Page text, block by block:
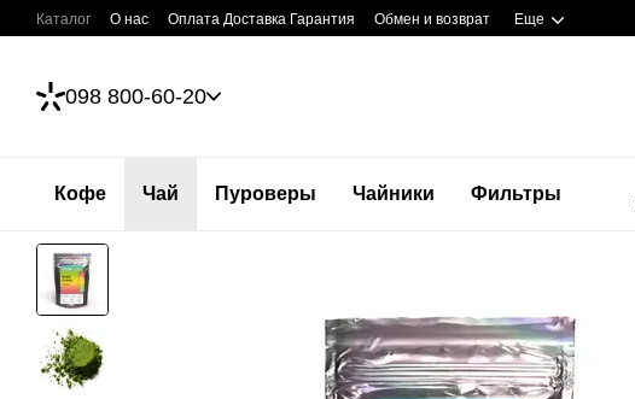
Перейти к основному контенту
Каталог О нас Оплата Доставка Гарантия Обмен и возврат Еще
098 800-60-20
Кофе Чай Пуроверы Чайники Фильтры